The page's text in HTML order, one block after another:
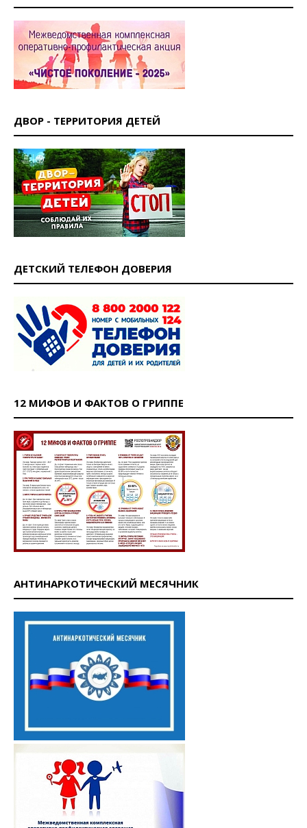
ДВОР - ТЕРРИТОРИЯ ДЕТЕЙ
ДЕТСКИЙ ТЕЛЕФОН ДОВЕРИЯ
12 МИФОВ И ФАКТОВ О ГРИППЕ
АНТИНАРКОТИЧЕСКИЙ МЕСЯЧНИК